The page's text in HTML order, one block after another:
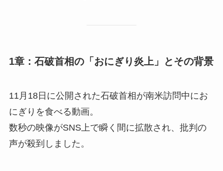
1章：石破首相の「おにぎり炎上」とその背景
11月18日に公開された石破首相が南米訪問中にお
にぎりを食べる動画。
数秒の映像がSNS上で瞬く間に拡散され、批判の
声が殺到しました。